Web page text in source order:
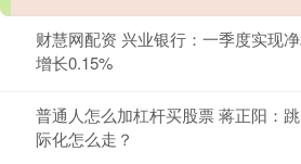
财慧网配资 兴业银行：一季度实现
增长0.15%
普通人怎么加杠杆买股票 蒋正阳：
际化怎么走？